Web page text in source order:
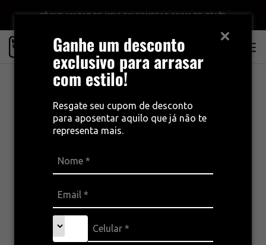
Ganhe um desconto
exclusivo para arrasar
com estilo!
Resgate seu cupom de desconto
para aposentar aquilo que já não te
representa mais.
GANHE UM PAR DE MEIA EM COMPRAS ACIMA DE R$499